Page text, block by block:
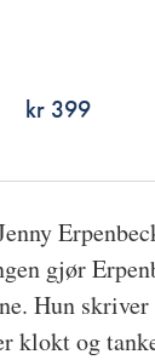
kr 399
gjør
Hun
klokt og